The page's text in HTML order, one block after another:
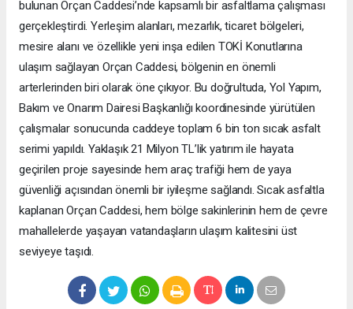
bulunan Orçan Caddesi’nde kapsamlı bir asfaltlama çalışması
gerçekleştirdi. Yerleşim alanları, mezarlık, ticaret bölgeleri,
mesire alanı ve özellikle yeni inşa edilen TOKİ Konutlarına
ulaşım sağlayan Orçan Caddesi, bölgenin en önemli
arterlerinden biri olarak öne çıkıyor. Bu doğrultuda, Yol Yapım,
Bakım ve Onarım Dairesi Başkanlığı koordinesinde yürütülen
çalışmalar sonucunda caddeye toplam 6 bin ton sıcak asfalt
serimi yapıldı. Yaklaşık 21 Milyon TL’lik yatırım ile hayata
geçirilen proje sayesinde hem araç trafiği hem de yaya
güvenliği açısından önemli bir iyileşme sağlandı. Sıcak asfaltla
kaplanan Orçan Caddesi, hem bölge sakinlerinin hem de çevre
mahallelerde yaşayan vatandaşların ulaşım kalitesini üst
seviyeye taşıdı.